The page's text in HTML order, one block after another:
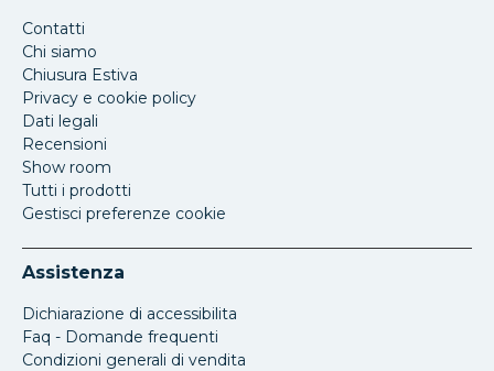
Contatti
Chi siamo
Chiusura Estiva
Privacy e cookie policy
Dati legali
Recensioni
Show room
Tutti i prodotti
Gestisci preferenze cookie
Assistenza
Dichiarazione di accessibilita
Faq - Domande frequenti
Condizioni generali di vendita